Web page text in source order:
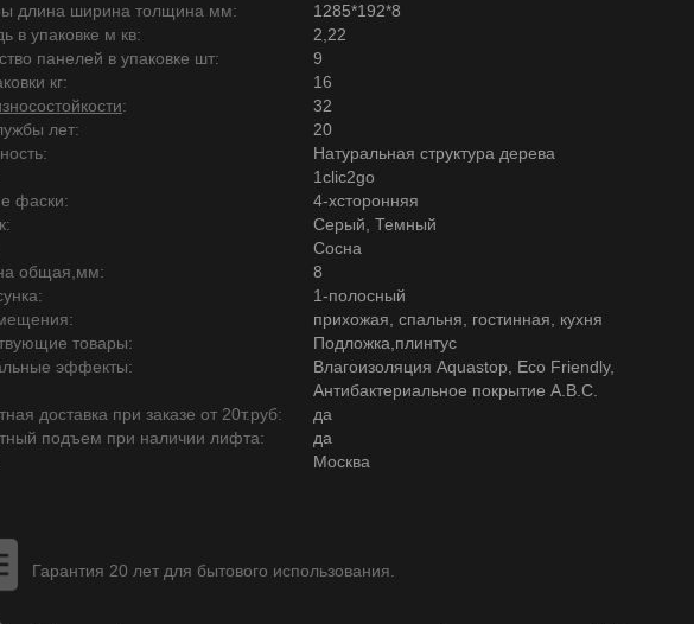
длина ширина толщина мм:
1285*192*8
в упаковке м кв:
2,22
панелей в упаковке шт:
9
кг:
16
:
32
лет:
20
Натуральная структура дерева
1clic2go
фаски:
4-хсторонняя
Серый, Темный
Сосна
общая,мм:
8
1-полосный
прихожая, спальня, гостинная, кухня
товары:
Подложка,плинтус
эффекты:
Влагоизоляция Aquastop, Eco Friendly,
Антибактериальное покрытие А.В.С.
доставка при заказе от 20т.руб:
да
подъем при наличии лифта:
да
Москва
Гарантия 20 лет для бытового использования.